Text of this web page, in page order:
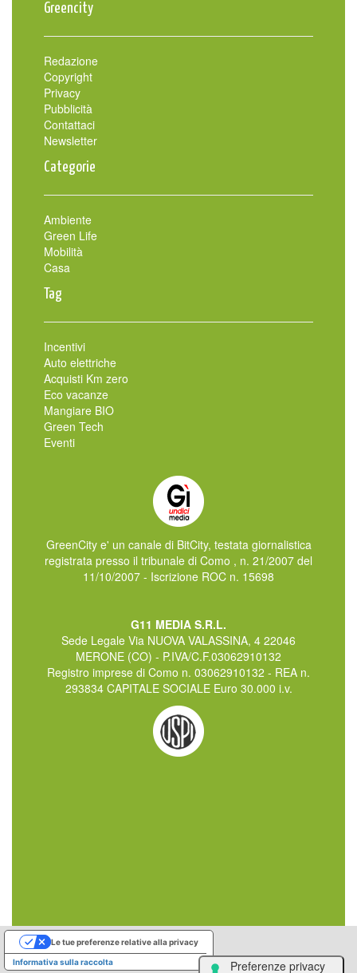
Greencity
Redazione
Copyright
Privacy
Pubblicità
Contattaci
Newsletter
Categorie
Ambiente
Green Life
Mobilità
Casa
Tag
Incentivi
Auto elettriche
Acquisti Km zero
Eco vacanze
Mangiare BIO
Green Tech
Eventi
GreenCity e' un canale di BitCity, testata giornalistica
registrata presso il tribunale di Como , n. 21/2007 del
11/10/2007 - Iscrizione ROC n. 15698
G11 MEDIA S.R.L.
Sede Legale Via NUOVA VALASSINA, 4 22046
MERONE (CO) - P.IVA/C.F.03062910132
Registro imprese di Como n. 03062910132 - REA n.
293834 CAPITALE SOCIALE Euro 30.000 i.v.
Informativa sulla raccolta
Le tue preferenze relative alla privacy